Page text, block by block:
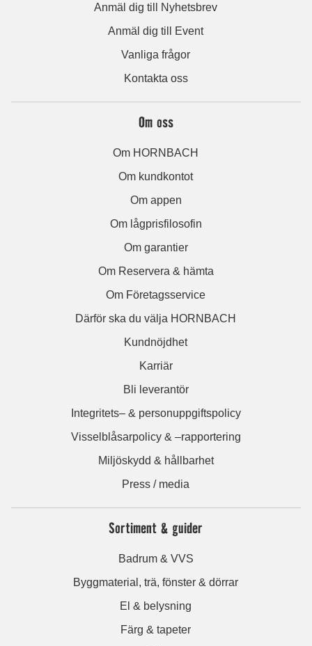
Anmäl dig till Nyhetsbrev
Anmäl dig till Event
Vanliga frågor
Kontakta oss
Om oss
Om HORNBACH
Om kundkontot
Om appen
Om lågprisfilosofin
Om garantier
Om Reservera & hämta
Om Företagsservice
Därför ska du välja HORNBACH
Kundnöjdhet
Karriär
Bli leverantör
Integritets– & personuppgiftspolicy
Visselblåsarpolicy & –rapportering
Miljöskydd & hållbarhet
Press / media
Sortiment & guider
Badrum & VVS
Byggmaterial, trä, fönster & dörrar
El & belysning
Färg & tapeter